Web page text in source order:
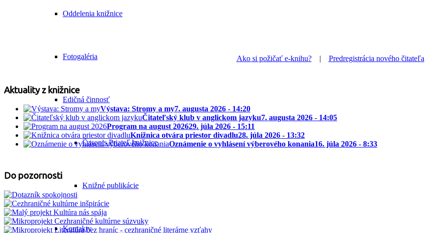
Oddelenia knižnice
Fotogaléria
Edičná činnosť
Časopis Priateľ knižnice
Knižné publikácie
Kontakty
Ako si požičať e-knihu?| Predregistrácia nového čitateľa
Aktuality z knižnice
Výstava: Stromy a my7. augusta 2026 - 14:20
Čitateľský klub v anglickom jazyku7. augusta 2026 - 14:05
Program na august 202629. júla 2026 - 15:11
Knižnica otvára priestor divadlu28. júla 2026 - 13:32
Oznámenie o vyhlásení výberového konania16. júla 2026 - 8:33
Do pozornosti